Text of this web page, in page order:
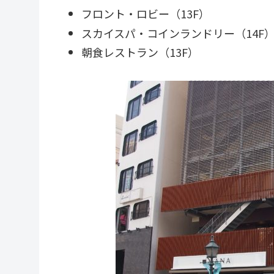
フロント・ロビー（13F）
スカイスパ・コインランドリー（14F
朝食レストラン（13F）